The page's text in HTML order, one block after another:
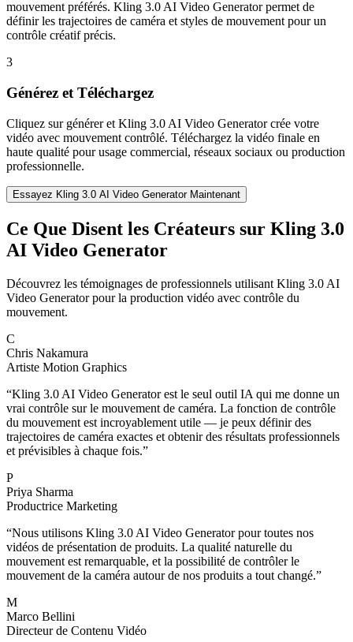
mouvement préférés. Kling 3.0 AI Video Generator permet de
définir les trajectoires de caméra et styles de mouvement pour un
contrôle créatif précis.
3
Générez et Téléchargez
Cliquez sur générer et Kling 3.0 AI Video Generator crée votre
vidéo avec mouvement contrôlé. Téléchargez la vidéo finale en
haute qualité pour usage commercial, réseaux sociaux ou production
professionnelle.
Essayez Kling 3.0 AI Video Generator Maintenant
Ce Que Disent les Créateurs sur Kling 3.0
AI Video Generator
Découvrez les témoignages de professionnels utilisant Kling 3.0 AI
Video Generator pour la production vidéo avec contrôle du
mouvement.
C
Chris Nakamura
Artiste Motion Graphics
“Kling 3.0 AI Video Generator est le seul outil IA qui me donne un
vrai contrôle sur le mouvement de caméra. La fonction de contrôle
du mouvement est incroyablement utile — je peux définir des
trajectoires de caméra exactes et obtenir des résultats professionnels
et prévisibles à chaque fois.”
P
Priya Sharma
Productrice Marketing
“Nous utilisons Kling 3.0 AI Video Generator pour toutes nos
vidéos de présentation de produits. La qualité naturelle du
mouvement est remarquable, et la possibilité de contrôler le
mouvement de la caméra autour de nos produits a tout changé.”
M
Marco Bellini
Directeur de Contenu Vidéo